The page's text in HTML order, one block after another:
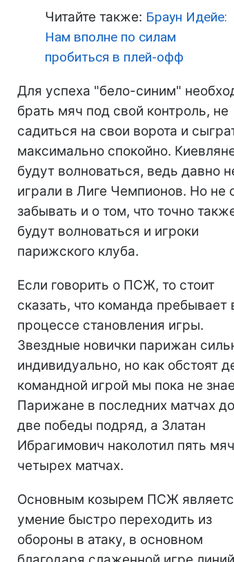
Читайте также: Браун Идейе:
Нам вполне по силам
пробиться в плей-офф
Для успеха "бело-синим"
брать мяч под свой контроль, не
садиться на свои ворота и
максимально спокойно.
будут волноваться, ведь давно
играли в Лиге Чемпионов. Но не
забывать и о том, что точно
будут волноваться и игроки
парижского клуба.
Если говорить о ПСЖ, то стоит
сказать, что команда пребывает
процессе становления игры.
Звездные новички парижан
индивидуально, но как обстоят
командной игрой мы пока не
Парижане в последних матчах
две победы подряд, а Златан
Ибрагимович наколотил пять
четырех матчах.
Основным козырем ПСЖ
умение быстро переходить из
обороны в атаку, в основном